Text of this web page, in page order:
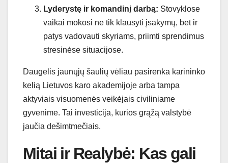
Lyderystę ir komandinį darbą: Stovyklose
vaikai mokosi ne tik klausyti įsakymų, bet ir
patys vadovauti skyriams, priimti sprendimus
stresinėse situacijose.
Daugelis jaunųjų šaulių vėliau pasirenka karininko
kelią Lietuvos karo akademijoje arba tampa
aktyviais visuomenės veikėjais civiliniame
gyvenime. Tai investicija, kurios grąžą valstybė
jaučia dešimtmečiais.
Mitai ir Realybė: Kas gali